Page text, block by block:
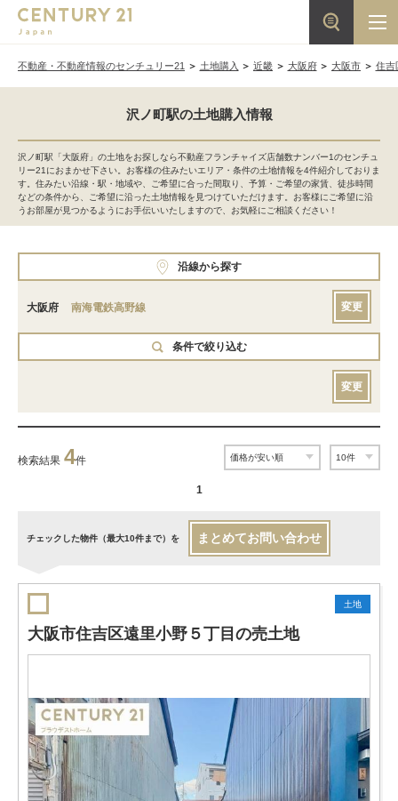
不動産・不動産情報のセンチュリー21 土地購入 近畿 大阪府 大阪市 住吉
沢ノ町駅の土地購入情報
沢ノ町駅「大阪府」の土地をお探しなら不動産フランチャイズ店舗数ナンバー1のセンチュ
リー21におまかせ下さい。お客様の住みたいエリア・条件の土地情報を4件紹介しておりま
す。住みたい沿線・駅・地域や、ご希望に合った間取り、予算・ご希望の家賃、徒歩時間
などの条件から、ご希望に沿った土地情報を見つけていただけます。お客様にご希望に沿
うお部屋が見つかるようにお手伝いいたしますので、お気軽にご相談ください！
沿線から探す
大阪府 南海電鉄高野線 変更
条件で絞り込む
変更
検索結果 4件
1
チェックした物件（最大10件まで）を まとめてお問い合わせ
土地
大阪市住吉区遠里小野５丁目の売土地